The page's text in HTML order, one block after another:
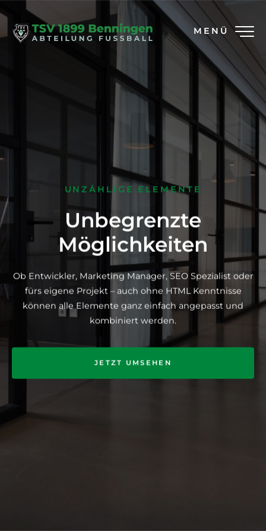
MENÜ
UNZÄHLIGE ELEMENTE
Unbegrenzte
Möglichkeiten
Ob Entwickler, Marketing Manager, SEO Spezialist oder
fürs eigene Projekt – auch ohne HTML Kenntnisse
können alle Elemente ganz einfach angepasst und
kombiniert werden.
JETZT UMSEHEN